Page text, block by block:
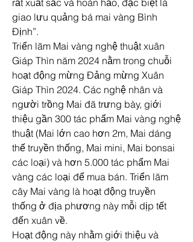
giao lưu quảng bá mai vàng Bình
Định”.
Triển lãm Mai vàng nghệ thuật xuân
Giáp Thìn năm 2024 nằm trong chuỗi
hoạt động mừng Đảng mừng Xuân
Giáp Thìn 2024. Các nghệ nhân và
người trồng Mai đã trưng bày, giới
thiệu gần 300 tác phẩm Mai vàng nghệ
thuật (Mai lớn cao hơn 2m, Mai dáng
thế truyền thống, Mai mini, Mai bonsai
các loại) và hơn 5.000 tác phẩm Mai
vàng các loại để mua bán. Triển lãm
cây Mai vàng là hoạt động truyền
thống ở địa phương này mỗi dịp tết
đến xuân về.
Hoạt động này nhằm giới thiệu và